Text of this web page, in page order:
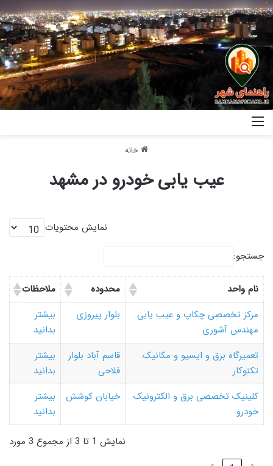
خانه
عیب یابی خودرو در مشهد
نمایش محتویات
جستجو:
نام واحد محدوده
ملاحظات
مرکز تخصصی چکاپ و عیب یابی
مهندس آشوری
بلوار پیروزی
بیشتر
بدانید
تعمیرگاه برق و ایسیو و مکانیک
تکنوکار
قاسم آباد بلوار
فلاحی
بیشتر
بدانید
کلینیک تخصصی برق و الکترونیک
خودرو
خیابان کوشش
بیشتر
بدانید
نمایش 1 تا 3 از مجموع 3 مورد